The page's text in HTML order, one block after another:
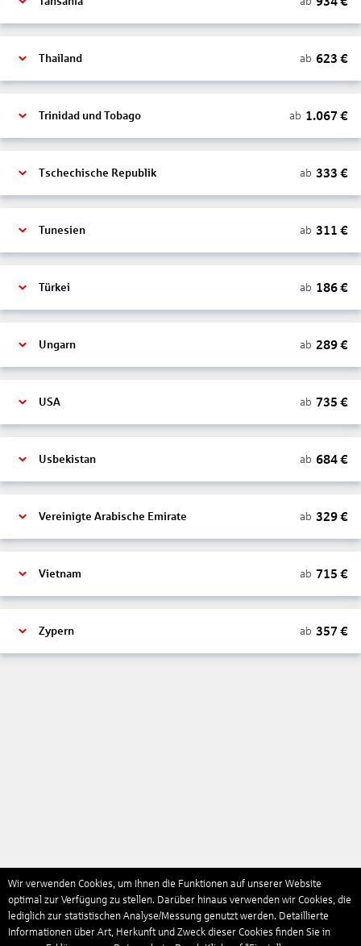
Thailand ab 623 €
Trinidad und Tobago ab 1.067 €
Tschechische Republik ab 333 €
Tunesien ab 311 €
Türkei ab 186€
Ungarn ab 289€
USA ab 735 €
Usbekistan ab 684€
Vereinigte Arabische Emirate ab 329€
Vietnam ab 715 €
Zypern ab 357 €
Wir verwenden Cookies, um Ihnen die Funktionen auf unserer Website
optimal zur Verfügung zu stellen. Darüber hinaus verwenden wir Cookies, die
lediglich zur statistischen Analyse/Messung genutzt werden. Detaillierte
Informationen über Art, Herkunft und Zweck dieser Cookies finden Sie in